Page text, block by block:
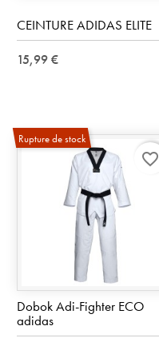
CEINTURE ADIDAS ELITE
15,99 €
Rupture de stock
Dobok Adi-Fighter ECO
adidas
favorite_border